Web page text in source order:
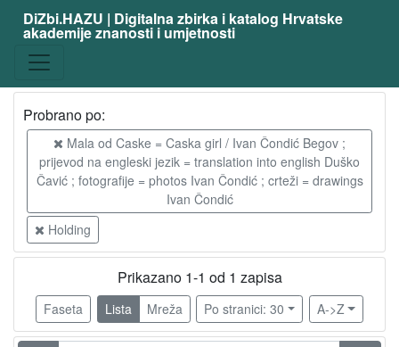
DiZbi.HAZU | Digitalna zbirka i katalog Hrvatske
akademije znanosti i umjetnosti
Probrano po:
Mala od Caske = Caska girl / Ivan Čondić Begov ;
prijevod na engleski jezik = translation into english Duško
Čavić ; fotografije = photos Ivan Čondić ; crteži = drawings
Ivan Čondić
Holding
Prikazano 1-1 od 1 zapisa
Faseta Lista Mreža Po stranici: 30 A->Z